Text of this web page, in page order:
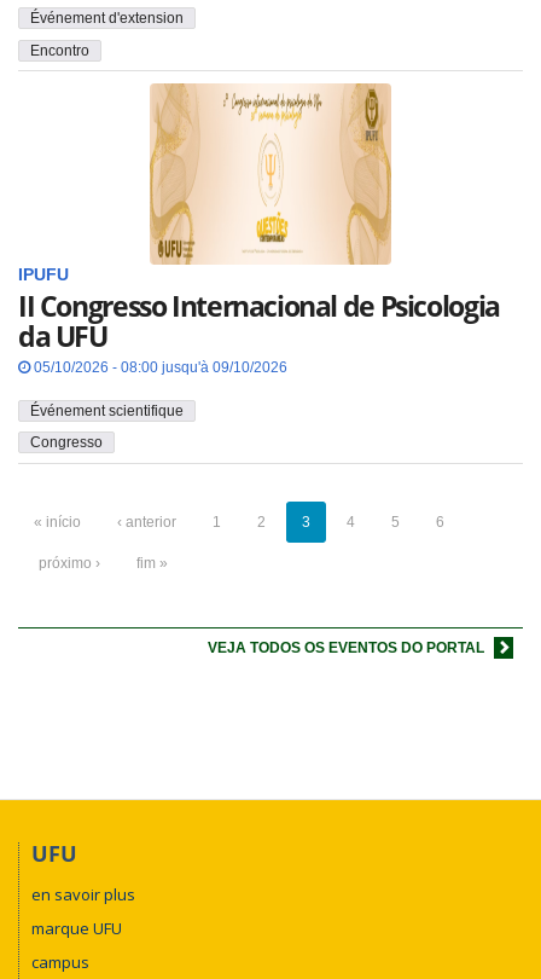
Événement d'extension
Encontro
IPUFU
II Congresso Internacional de Psicologia
da UFU
05/10/2026 - 08:00 jusqu'à 09/10/2026
Événement scientifique
Congresso
« início ‹ anterior 1 2 3 4 5 6
próximo › fim »
VEJA TODOS OS EVENTOS DO PORTAL
UFU
en savoir plus
marque UFU
campus